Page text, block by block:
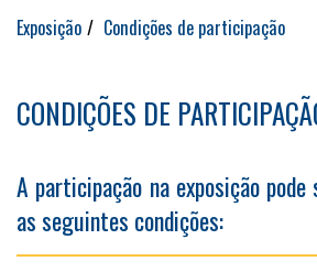
Exposição Condições de participação
CONDIÇÕES DE
A participação na exposição
as seguintes condições: